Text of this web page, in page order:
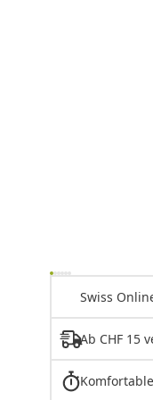
Swiss
Ab CHF 15